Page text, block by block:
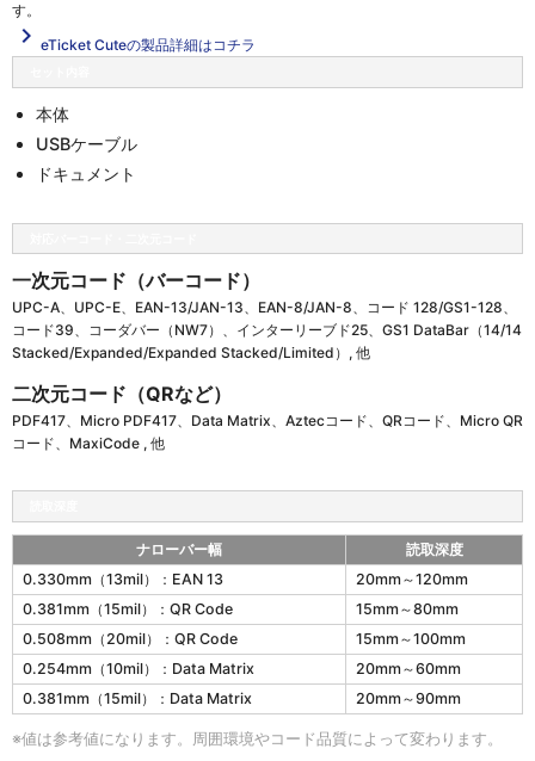
す。
navigate_next eTicket Cuteの製品詳細はコチラ
本体
USBケーブル
ドキュメント
一次元コード（バーコード）
UPC-A、UPC-E、EAN-13/JAN-13、EAN-8/JAN-8、コード 128/GS1-128、
コード39、コーダバー（NW7）、インターリーブド25、GS1 DataBar（14/14
Stacked/Expanded/Expanded Stacked/Limited）, 他
二次元コード（QRなど）
PDF417、Micro PDF417、Data Matrix、Aztecコード、QRコード、Micro QR
コード、MaxiCode , 他
T
k
e
u
ナローバー幅
読取深度
0.330mm（13mil）：EAN 13
20mm～120mm
0.381mm（15mil）：QR Code
15mm～80mm
0.508mm（20mil）：QR Code
15mm～100mm
0.254mm（10mil）：Data Matrix
20mm～60mm
0.381mm（15mil）：Data Matrix
20mm～90mm
※値は参考値になります。周囲環境やコード品質によって変わります。